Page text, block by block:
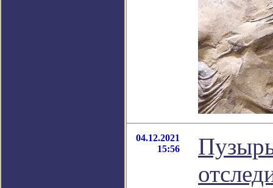
04.12.2021
15:56